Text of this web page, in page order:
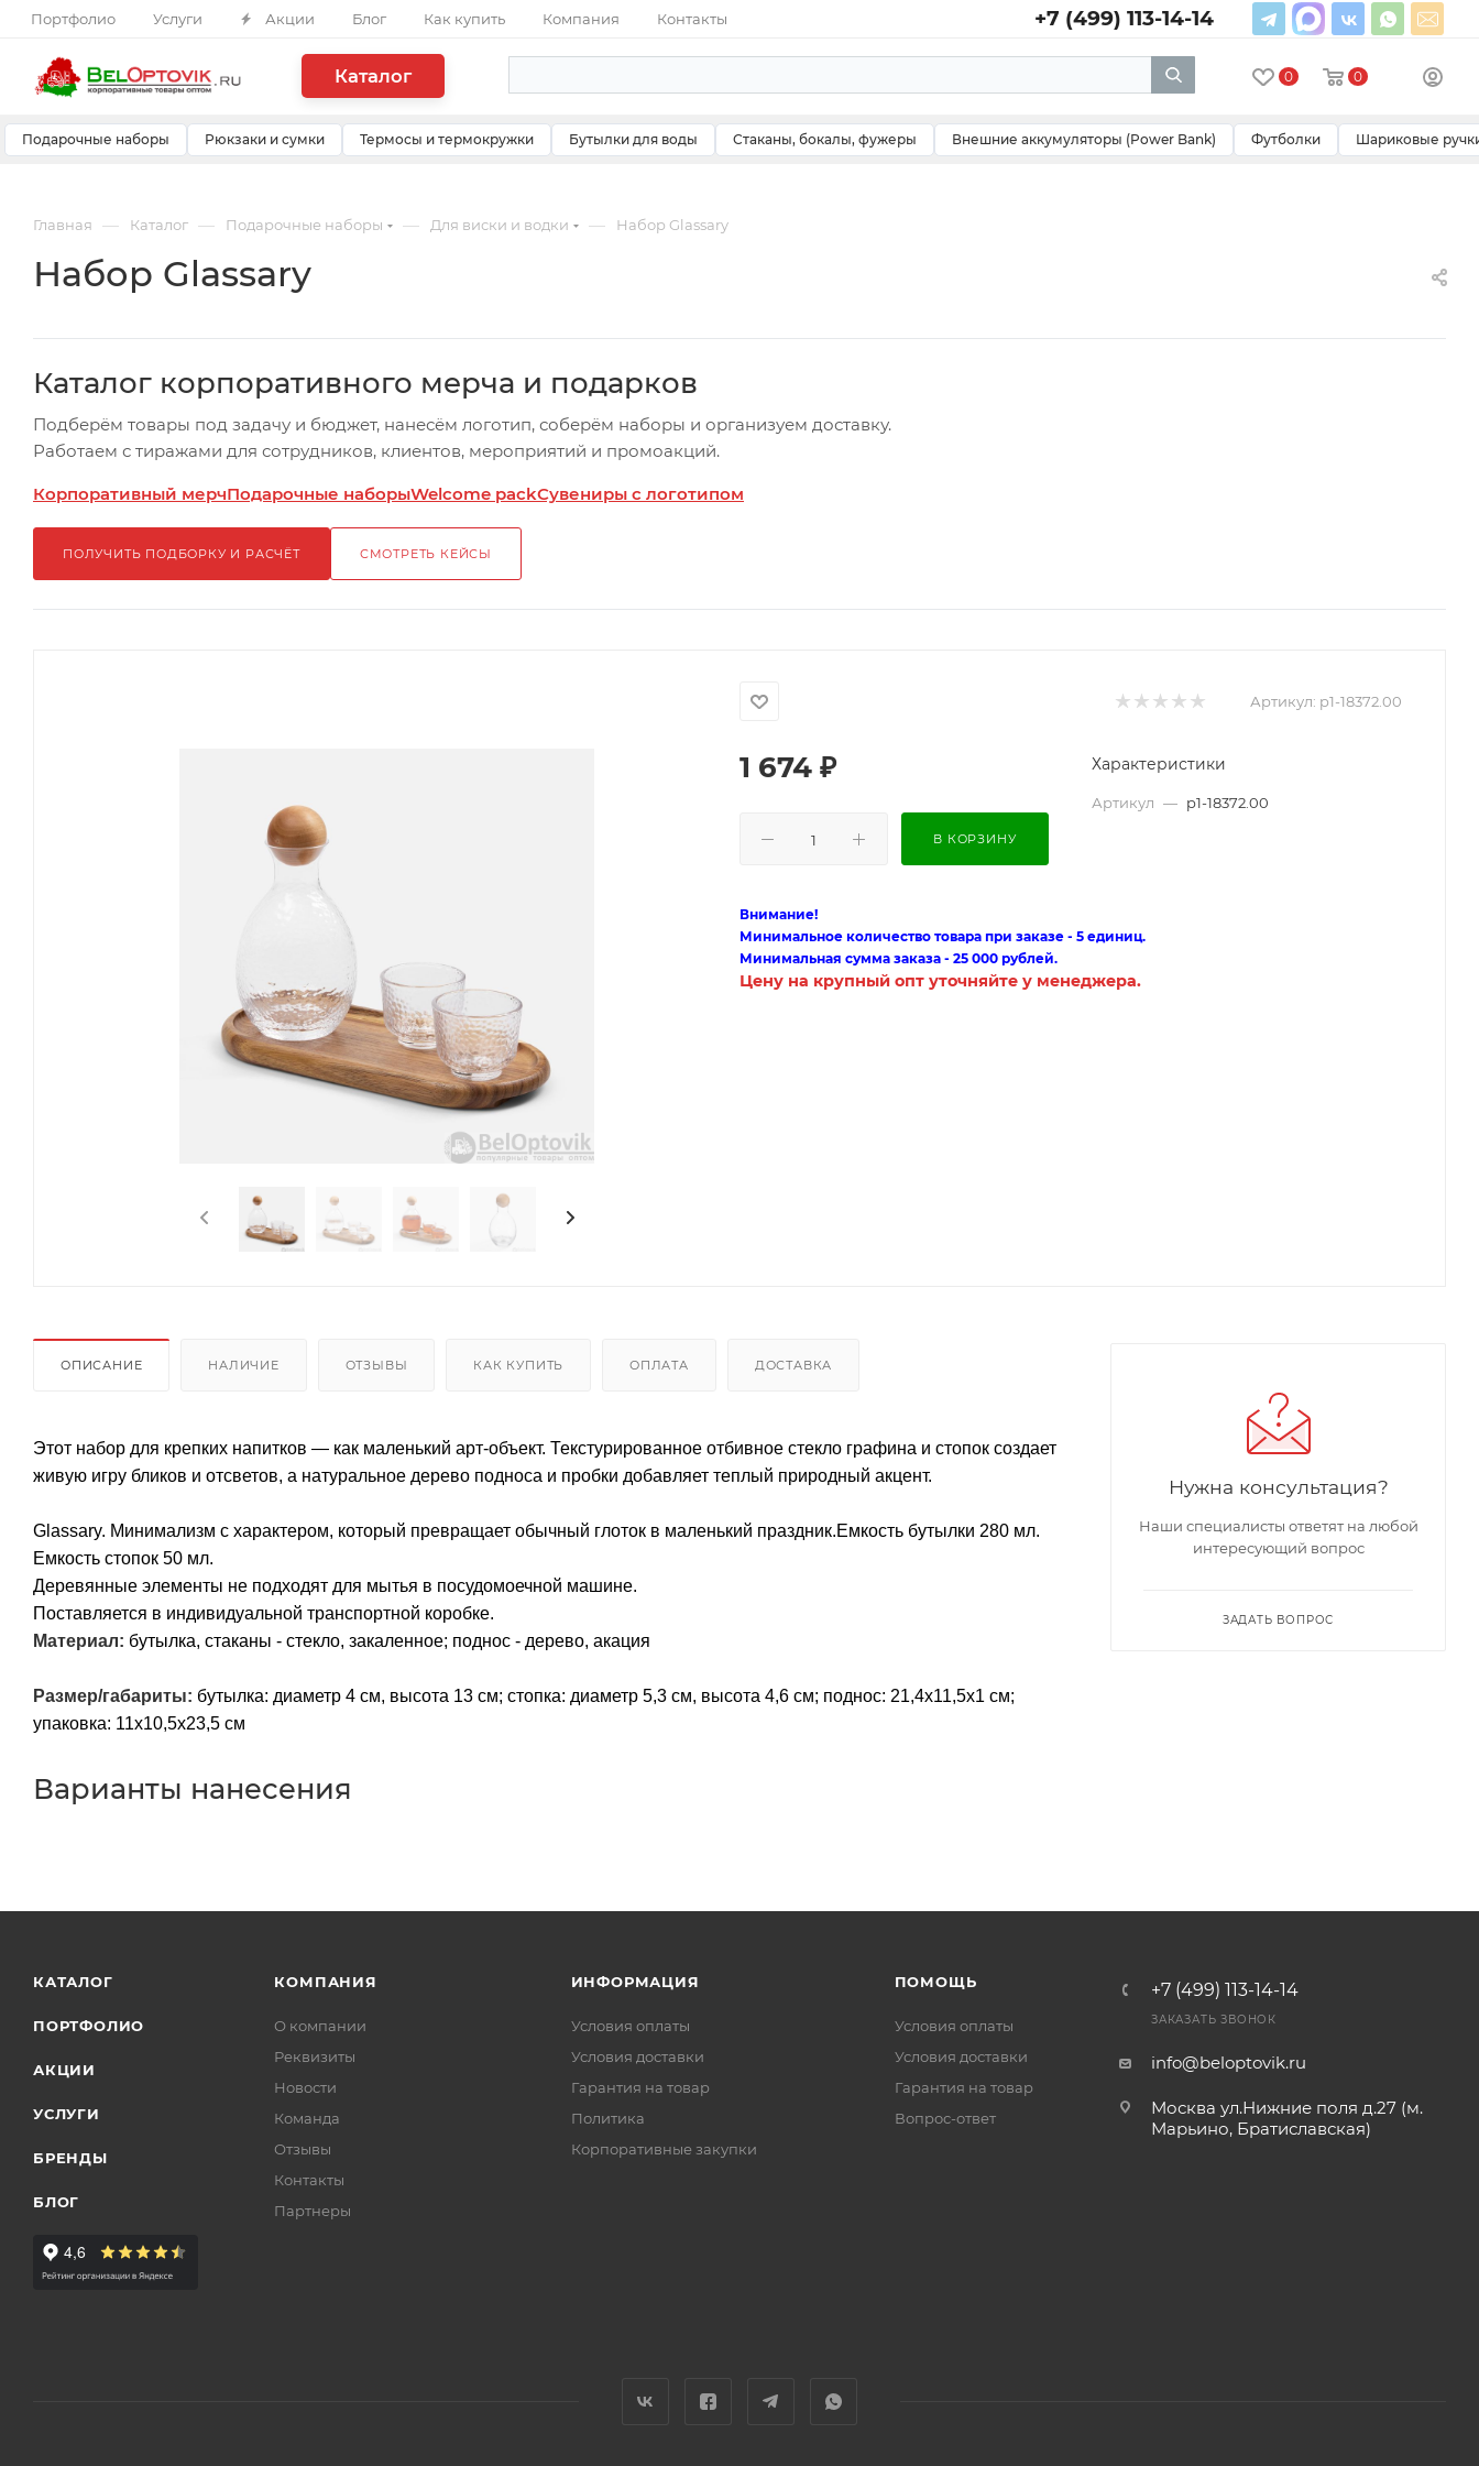
Портфолио Услуги Акции Блог Как купить Компания Контакты +7 (499) 113-14-14
Каталог 0 0
Подарочные наборы Рюкзаки и сумки Термосы и термокружки Бутылки для воды Стаканы, бокалы, фужеры Внешние аккумуляторы (Power Bank) Футболки Шариковые
Главная — Каталог — Подарочные наборы — Для виски и водки — Набор Glassary
Набор Glassary
Каталог корпоративного мерча и подарков
Подберём товары под задачу и бюджет, нанесём логотип, соберём наборы и организуем доставку.
Работаем с тиражами для сотрудников, клиентов, мероприятий и промоакций.
Корпоративный мерчПодарочные наборыWelcome packСувениры с логотипом
ПОЛУЧИТЬ ПОДБОРКУ И РАСЧЁТ СМОТРЕТЬ КЕЙСЫ
Артикул: p1-18372.00
1 674 ₽
В КОРЗИНУ
Характеристики
Артикул — p1-18372.00
Внимание!
Минимальное количество товара при заказе - 5 единиц.
Минимальная сумма заказа - 25 000 рублей.
Цену на крупный опт уточняйте у менеджера.
ОПИСАНИЕ НАЛИЧИЕ ОТЗЫВЫ КАК КУПИТЬ ОПЛАТА ДОСТАВКА
Этот набор для крепких напитков — как маленький арт-объект. Текстурированное отбивное стекло графина и стопок создает
живую игру бликов и отсветов, а натуральное дерево подноса и пробки добавляет теплый природный акцент.
Glassary. Минимализм с характером, который превращает обычный глоток в маленький праздник.Емкость бутылки 280 мл.
Емкость стопок 50 мл.
Деревянные элементы не подходят для мытья в посудомоечной машине.
Поставляется в индивидуальной транспортной коробке.
Материал: бутылка, стаканы - стекло, закаленное; поднос - дерево, акация
Размер/габариты: бутылка: диаметр 4 см, высота 13 см; стопка: диаметр 5,3 см, высота 4,6 см; поднос: 21,4х11,5х1 см;
упаковка: 11x10,5x23,5 см
Варианты нанесения
Нужна консультация?
Наши специалисты ответят на любой
интересующий вопрос
ЗАДАТЬ ВОПРОС
КАТАЛОГ
ПОРТФОЛИО
АКЦИИ
УСЛУГИ
БРЕНДЫ
БЛОГ
КОМПАНИЯ
О компании
Реквизиты
Новости
Команда
Отзывы
Контакты
Партнеры
ИНФОРМАЦИЯ
Условия оплаты
Условия доставки
Гарантия на товар
Политика
Корпоративные закупки
ПОМОЩЬ
Условия оплаты
Условия доставки
Гарантия на товар
Вопрос-ответ
+7 (499) 113-14-14
ЗАКАЗАТЬ ЗВОНОК
info@beloptovik.ru
Москва ул.Нижние поля д.27 (м.
Марьино, Братиславская)